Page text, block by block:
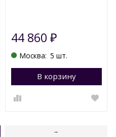
44 860 ₽
Москва: 5 шт.
В корзину
→